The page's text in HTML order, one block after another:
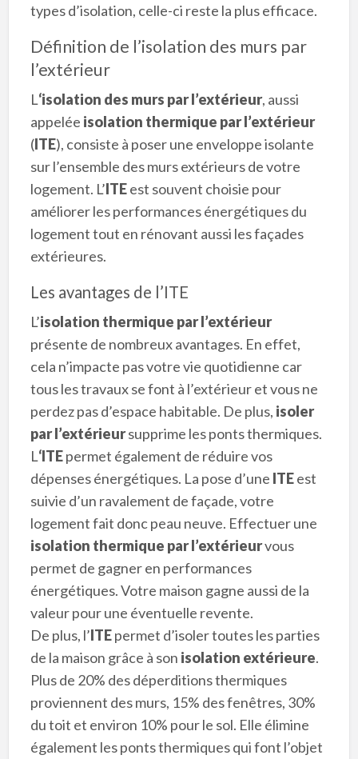
types d’isolation, celle-ci reste la plus efficace.
Définition de l’isolation des murs par
l’extérieur
L‘isolation des murs par l’extérieur, aussi
appelée isolation thermique par l’extérieur
(ITE), consiste à poser une enveloppe isolante
sur l’ensemble des murs extérieurs de votre
logement. L’ITEest souvent choisie pour
améliorer les performances énergétiques du
logement tout en rénovant aussi les façades
extérieures.
Les avantages de l’ITE
L’isolation thermique par l’extérieur
présente de nombreux avantages. En effet,
cela n’impacte pas votre vie quotidienne car
tous les travaux se font à l’extérieur et vous ne
perdez pas d’espace habitable. De plus, isoler
par l’extérieursupprime les ponts thermiques.
L‘ITEpermet également de réduire vos
dépenses énergétiques. La pose d’une ITEest
suivie d’un ravalement de façade, votre
logement fait donc peau neuve. Effectuer une
isolation thermique par l’extérieurvous
permet de gagner en performances
énergétiques. Votre maison gagne aussi de la
valeur pour une éventuelle revente.
De plus, l’ITEpermet d’isoler toutes les parties
de la maison grâce à son isolation extérieure.
Plus de 20% des déperditions thermiques
proviennent des murs, 15% des fenêtres, 30%
du toit et environ 10% pour le sol. Elle élimine
également les ponts thermiques qui font l’objet